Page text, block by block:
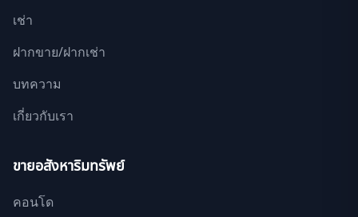
เช่า
ฝากขาย/ฝากเช่า
บทความ
เกี่ยวกับเรา
ขายอสังหาริมทรัพย์
คอนโด